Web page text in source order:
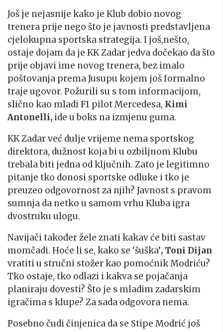
Još je nejasnije kako je Klub dobio novog
trenera prije nego što je javnosti predstavljena
cjelokupna sportska strategija. I još,nešto,
ostaje dojam da je KK Zadar jedva dočekao da što
prije objavi ime novog trenera, bez imalo
poštovanja prema Jusupu kojem još formalno
traje ugovor. Požurili su s tom informacijom,
slično kao mladi F1 pilot Mercedesa, Kimi
Antonelli, ide u boks na izmjenu guma.
KK Zadar već dulje vrijeme nema sportskog
direktora, dužnost koja bi u ozbiljnom Klubu
trebala biti jedna od ključnih. Zato je legitimno
pitanje tko donosi sportske odluke i tko je
preuzeo odgovornost za njih? Javnost s pravom
sumnja da netko u samom vrhu Kluba igra
dvostruku ulogu.
Navijači također žele znati kakav će biti sastav
momčadi. Hoće li se, kako se ‘šuška’, Toni Dijan
vratiti u stručni stožer kao pomoćnik Modriću?
Tko ostaje, tko odlazi i kakva se pojačanja
planiraju dovesti? Što je s mladim zadarskim
igračima s klupe? Za sada odgovora nema.
Posebno čudi činjenica da se Stipe Modrić još